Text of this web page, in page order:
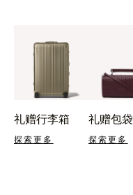
礼赠行李箱
探索更多
礼赠包袋
探索更多